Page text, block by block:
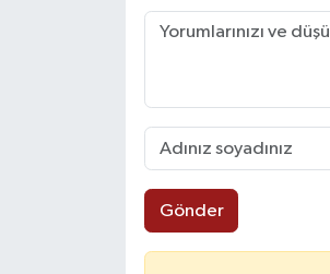
Gönder